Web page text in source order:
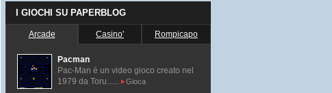
I GIOCHI SU PAPERBLOG
Arcade Casino' Rompicapo
Pacman
Pac-Man é un video gioco creato nel
1979 da Toru......
Gioca